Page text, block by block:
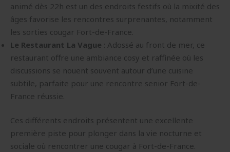
animé dès 22h est un des endroits festifs où la mixité des
âges favorise les rencontres surprenantes, notamment
les sorties cougar Fort-de-France.
Le Restaurant La Vague : Adossé au front de mer, ce
restaurant offre une ambiance cosy et raffinée où les
discussions se nouent souvent autour d’une cuisine
subtile, parfaite pour une rencontre senior Fort-de-
France réussie.
Ces différents endroits présentent une excellente
première piste pour plonger dans la vie nocturne et
sociale où rencontrer une cougar à Fort-de-France.